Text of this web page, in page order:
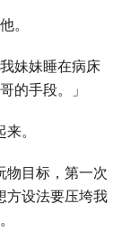
。
妹妹睡在病床
的手段。」
。
物目标，第一次
方设法要压垮我